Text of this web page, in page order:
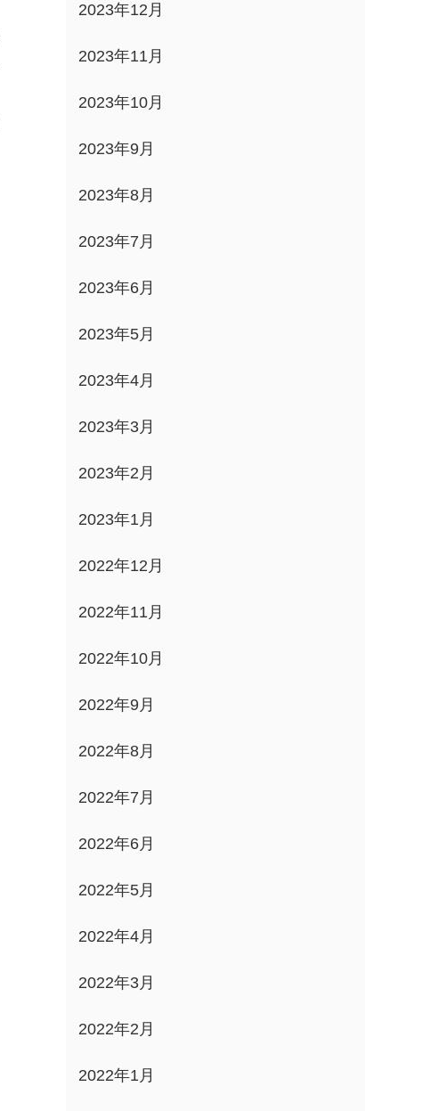
2023年12月
2023年11月
2023年10月
2023年9月
2023年8月
2023年7月
2023年6月
2023年5月
2023年4月
2023年3月
2023年2月
2023年1月
2022年12月
2022年11月
2022年10月
2022年9月
2022年8月
2022年7月
2022年6月
2022年5月
2022年4月
2022年3月
2022年2月
2022年1月